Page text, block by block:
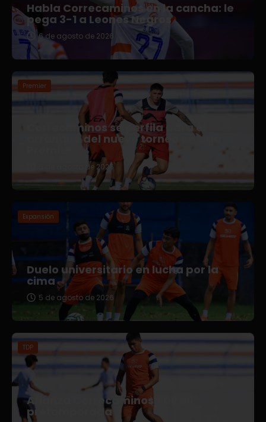
Habla Correcaminos en la cancha: le
pega 3-1 a Leones Negros
6 de agosto de 2026
Premier
Correcaminos se perfila para el
arranque del nuevo torneo en Liga
5 de agosto de 2026
Expansión
Duelo universitario en lucha por la
cima
5 de agosto de 2026
TDP
Afianza Correcaminos TDP su
pretemporada